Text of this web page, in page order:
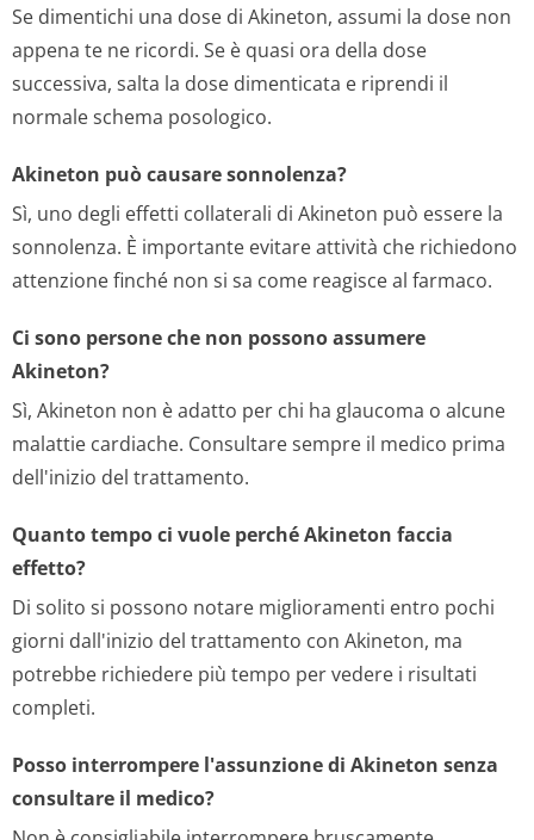
Se dimentichi una dose di Akineton, assumi la dose non
appena te ne ricordi. Se è quasi ora della dose
successiva, salta la dose dimenticata e riprendi il
normale schema posologico.
Akineton può causare sonnolenza?
Sì, uno degli effetti collaterali di Akineton può essere la
sonnolenza. È importante evitare attività che richiedono
attenzione finché non si sa come reagisce al farmaco.
Ci sono persone che non possono assumere
Akineton?
Sì, Akineton non è adatto per chi ha glaucoma o alcune
malattie cardiache. Consultare sempre il medico prima
dell'inizio del trattamento.
Quanto tempo ci vuole perché Akineton faccia
effetto?
Di solito si possono notare miglioramenti entro pochi
giorni dall'inizio del trattamento con Akineton, ma
potrebbe richiedere più tempo per vedere i risultati
completi.
Posso interrompere l'assunzione di Akineton senza
consultare il medico?